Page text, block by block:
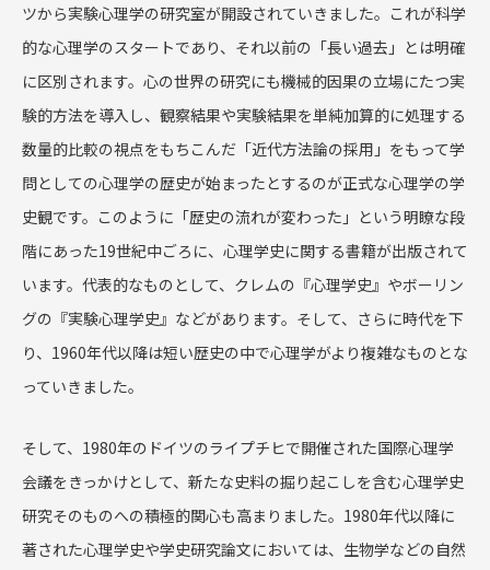
ツから実験心理学の研究室が開設されていきました。これが科学
的な心理学のスタートであり、それ以前の「長い過去」とは明確
に区別されます。心の世界の研究にも機械的因果の立場にたつ実
験的方法を導入し、観察結果や実験結果を単純加算的に処理する
数量的比較の視点をもちこんだ「近代方法論の採用」をもって学
問としての心理学の歴史が始まったとするのが正式な心理学の学
史観です。このように「歴史の流れが変わった」という明瞭な段
階にあった19世紀中ごろに、心理学史に関する書籍が出版されて
います。代表的なものとして、クレムの『心理学史』やボーリン
グの『実験心理学史』などがあります。そして、さらに時代を下
り、1960年代以降は短い歴史の中で心理学がより複雑なものとな
っていきました。
そして、1980年のドイツのライプチヒで開催された国際心理学
会議をきっかけとして、新たな史料の掘り起こしを含む心理学史
研究そのものへの積極的関心も高まりました。1980年代以降に
著された心理学史や学史研究論文においては、生物学などの自然